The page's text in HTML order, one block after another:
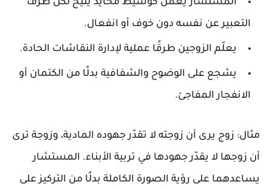
التعبير عن نفسه دون خوف أو انفعال.
يعلّم الزوجين طرقًا عملية لإدارة النقاشات الحادة.
يشجع على الوضوح والشفافية بدلًا من الكتمان أو
الانفجار المفاجئ.
مثال: زوج يرى أن زوجته لا تقدّر جهوده المادية، وزوجة ترى
أن زوجها لا يقدّر جهودها في تربية الأبناء. المستشار
يساعدهما على رؤية الصورة الكاملة بدلًا من التركيز على